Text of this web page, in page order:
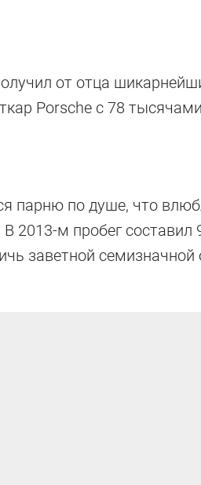
от отца
Porsche с 78
парню по душе, что
В 2013-м пробег
заветной